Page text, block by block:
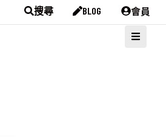
搜尋 BLOG 會員